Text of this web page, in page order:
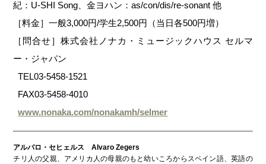
紀：U-SHI Song、金ヨハン：as/con/dis/re-sonant 他
［料金］一般3,000円/学生2,500円（当日各500円増）
［問合せ］株式会社ノナカ・ミュージックハウス セルマ
ー・ジャパン
TEL03-5458-1521
FAX03-5458-4010
www.nonaka.com/nonakamh/selmer
アルバロ・セヒェルス Alvaro Zegers
チリ人の父親、アメリカ人の母親のもと幼いころからスペイン語、英語の